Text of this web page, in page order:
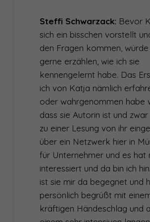
012
011 WAS DEINE
010
MITMACH-PODCAST
008
007
006 GUT GERÜSTET
005
003 WIE
Steffi Schwarzack: Bevor
sich ein bisschen vorstellt
den Fragen kommen, würde
gerne erzählen, wie ich sie
kennengelernt habe. Das
ich von Katja nämlich
oder wahrgenommen habe
dass sie Autorin ist und
zu einer Lesung von ihr
über ein Netzwerk hier in
für Unternehmer und es hat
interessiert und da bin ich
ist sie mir da begegnet und
persönlich begrüßt mit
kräftigen Händeschlag und